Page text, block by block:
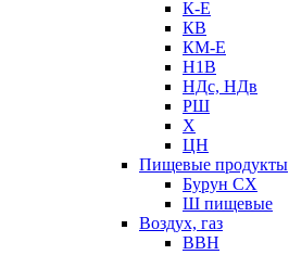
К-Е
КВ
КМ-Е
Н1В
НДс, НДв
РШ
Х
ЦН
Пищевые продукты
Бурун СХ
Ш пищевые
Воздух, газ
ВВН